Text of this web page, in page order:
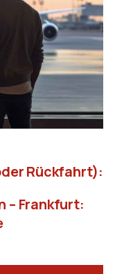
Rückfahrt):
– Frankfurt: